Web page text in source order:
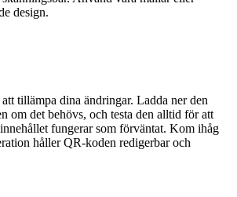
design.
tillämpa dina ändringar. Ladda ner den
om det behövs, och testa den alltid för att
fungerar som förväntat. Kom ihåg
håller QR-koden redigerbar och